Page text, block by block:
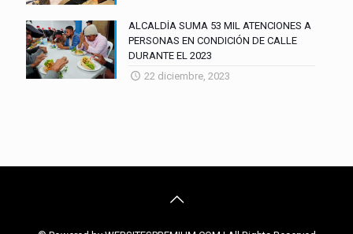
ALCALDÍA SUMA 53 MIL ATENCIONES A
PERSONAS EN CONDICIÓN DE CALLE
DURANTE EL 2023
22 diciembre, 2023